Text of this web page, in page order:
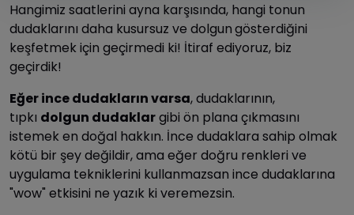
Hangimiz saatlerini ayna karşısında, hangi tonun
dudaklarını daha kusursuz ve dolgungösterdiğini
keşfetmek için geçirmedi ki! İtiraf ediyoruz, biz
geçirdik!
Eğer ince dudakların varsa, dudaklarının,
tıpkı dolgun dudaklargibi ön plana çıkmasını
istemek en doğal hakkın. İnce dudaklara sahip olmak
kötü bir şey değildir, ama eğer doğru renkleri ve
uygulama tekniklerini kullanmazsan ince dudaklarına
"wow" etkisini ne yazık ki veremezsin.